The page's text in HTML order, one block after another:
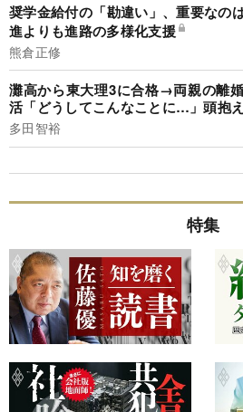
奨学金給付の「勘違い」、重要なの
進よりも進路の多様化支援
熊倉正修
灘高から東大理3に合格→両親の離
活「どうしてこんなことに…」頭抱
多田智裕
特集